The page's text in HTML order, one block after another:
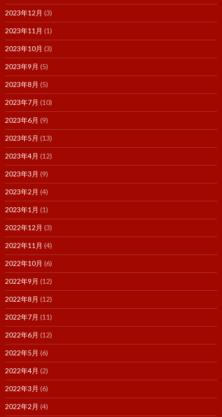
2023年12月 (3)
2023年11月 (1)
2023年10月 (3)
2023年9月 (5)
2023年8月 (5)
2023年7月 (10)
2023年6月 (9)
2023年5月 (13)
2023年4月 (12)
2023年3月 (9)
2023年2月 (4)
2023年1月 (1)
2022年12月 (3)
2022年11月 (4)
2022年10月 (6)
2022年9月 (12)
2022年8月 (12)
2022年7月 (11)
2022年6月 (12)
2022年5月 (6)
2022年4月 (2)
2022年3月 (6)
2022年2月 (4)